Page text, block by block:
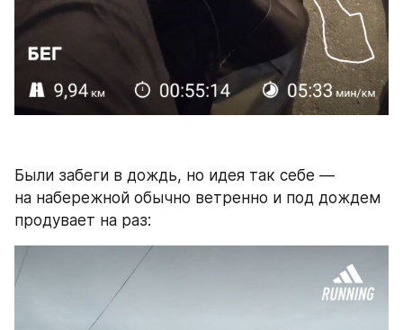
Были забеги в дождь, но идея так себе —
на набережной обычно ветренно и под дождем
продувает на раз: